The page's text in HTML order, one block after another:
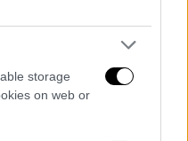
storage
on web or
να
επιδότηση των
μηχανικούς,
γεωτεχνικούς,